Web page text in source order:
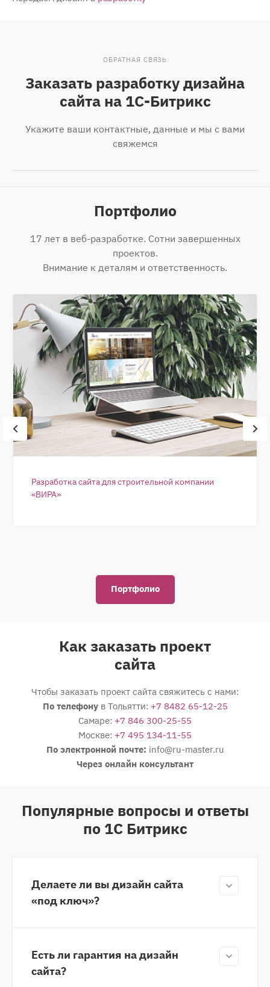
ОБРАТНАЯ СВЯЗЬ
Заказать разработку дизайна
сайта на 1С-Битрикс
Укажите ваши контактные, данные и мы с вами
свяжемся
Портфолио
17 лет в веб-разработке. Сотни завершенных
проектов.
Внимание к деталям и ответственность.
Разработка сайта для строительной компании
«ВИРА»
Портфолио
Как заказать проект
сайта
Чтобы заказать проект сайта свяжитесь с нами:
По телефонув Тольятти: +7 8482 65-12-25
Самаре: +7 846 300-25-55
Москве: +7 495 134-11-55
По электронной почте: info@ru-master.ru
Через онлайн консультант
Популярные вопросы и ответы
по 1С Битрикс
Делаете ли вы дизайн сайта
«под ключ»?
Есть ли гарантия на дизайн
сайта?